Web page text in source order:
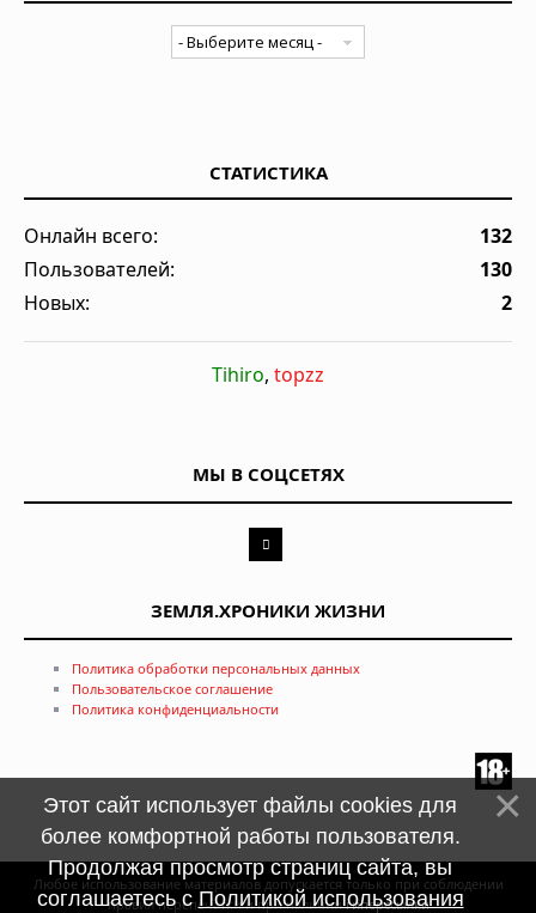
СТАТИСТИКА
Онлайн всего:
132
Пользователей:
130
Новых:
2
Tihiro, topzz
МЫ В СОЦСЕТЯХ
ЗЕМЛЯ.ХРОНИКИ ЖИЗНИ
Политика обработки персональных данных
Пользовательское соглашение
Политика конфиденциальности
Любое использование материалов допускается только при соблюдении
правил перепечатки и при наличиигиперссылки
Этот сайт использует файлы cookies для
более комфортной работы пользователя.
Продолжая просмотр страниц сайта, вы
соглашаетесь сПолитикой использования